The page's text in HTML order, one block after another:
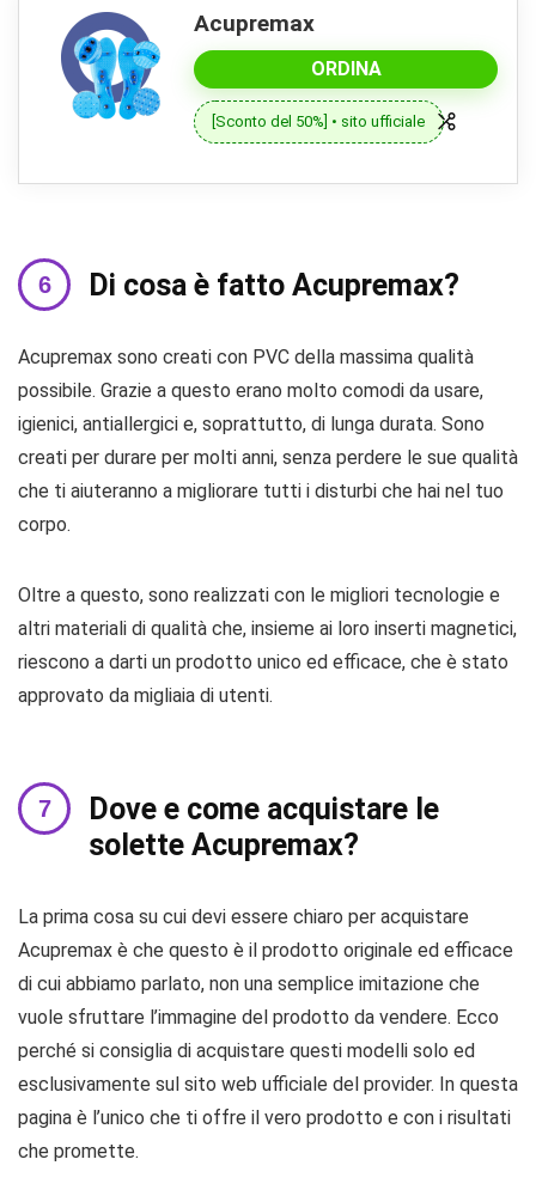
Acupremax
ORDINA
[Sconto del 50%] • sito ufficiale
Di cosa è fatto Acupremax?
Acupremax sono creati con PVC della massima qualità
possibile. Grazie a questo erano molto comodi da usare,
igienici, antiallergici e, soprattutto, di lunga durata. Sono
creati per durare per molti anni, senza perdere le sue qualità
che ti aiuteranno a migliorare tutti i disturbi che hai nel tuo
corpo.
Oltre a questo, sono realizzati con le migliori tecnologie e
altri materiali di qualità che, insieme ai loro inserti magnetici,
riescono a darti un prodotto unico ed efficace, che è stato
approvato da migliaia di utenti.
Dove e come acquistare le
solette Acupremax?
La prima cosa su cui devi essere chiaro per acquistare
Acupremax è che questo è il prodotto originale ed efficace
di cui abbiamo parlato, non una semplice imitazione che
vuole sfruttare l’immagine del prodotto da vendere. Ecco
perché si consiglia di acquistare questi modelli solo ed
esclusivamente sul sito web ufficiale del provider. In questa
pagina è l’unico che ti offre il vero prodotto e con i risultati
che promette.